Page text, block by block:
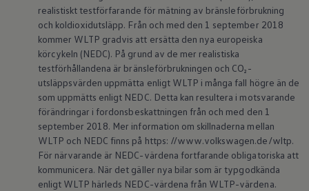
realistiskt testförfarande för mätning av bränsleförbrukning
och koldioxidutsläpp. Från och med den 1 september 2018
kommer WLTP gradvis att ersätta den nya europeiska
körcykeln (NEDC). På grund av de mer realistiska
testförhållandena är bränsleförbrukningen och CO₂-
utsläppsvärden uppmätta enligt WLTP i många fall högre än de
som uppmätts enligt NEDC. Detta kan resultera i motsvarande
förändringar i fordonsbeskattningen från och med den 1
september 2018. Mer information om skillnaderna mellan
WLTP och NEDC finns på https: //www.volkswagen.de/wltp.
För närvarande är NEDC-värdena fortfarande obligatoriska att
kommunicera. När det gäller nya bilar som är typgodkända
enligt WLTP härleds NEDC-värdena från WLTP-värdena.